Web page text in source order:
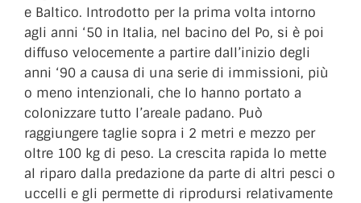
e Baltico. Introdotto per la prima volta intorno
agli anni ‘50 in Italia, nel bacino del Po, si è poi
diffuso velocemente a partire dall’inizio degli
anni ‘90 a causa di una serie di immissioni, più
o meno intenzionali, che lo hanno portato a
colonizzare tutto l’areale padano. Può
raggiungere taglie sopra i 2 metri e mezzo per
oltre 100 kg di peso. La crescita rapida lo mette
al riparo dalla predazione da parte di altri pesci o
uccelli e gli permette di riprodursi relativamente